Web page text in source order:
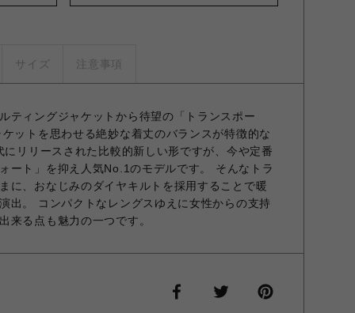
サイズ 注意事項
ティングジャケットから待望の「トランスポー
ットを思わせる絶妙な着丈のバランスが特徴的な
リリースされた比較的新しい形ですが、今や定番
ート」を抑え人気No.1のモデルです。 そんなトラ
に、おなじみのダイヤキルトを採用することで暖
出。 コンパクトなレングスゆえに女性からの支持
来る点も魅力の一つです。